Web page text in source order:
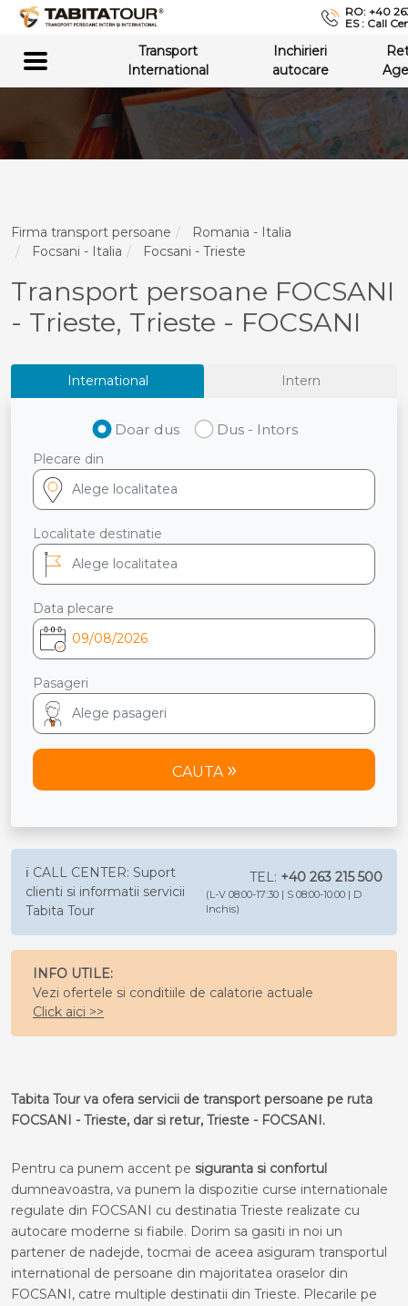
RO: +40
ES : Call
Transport
International
Inchirieri
autocare
Firma transport persoane
Romania - Italia
Focsani - Italia
Focsani - Trieste
Transport persoane FOCSANI
- Trieste, Trieste - FOCSANI
International Intern
Doar dus Dus - Intors
Plecare din
Localitate destinatie
Data plecare
Pasageri
CAUTA
ℹ️ CALL CENTER: Suport
clienti si informatii servicii
Tabita Tour
TEL: +40 263 215 500
(L-V 08:00-17:30 | S 08:00-10:00 | D
Inchis)
INFO UTILE:
Vezi ofertele si conditiile de calatorie actuale
Click aici >>
Tabita Tour va ofera servicii de transport persoane pe ruta
FOCSANI - Trieste, dar si retur, Trieste - FOCSANI.
Pentru ca punem accent pe siguranta si confortul
dumneavoastra, va punem la dispozitie curse internationale
regulate din FOCSANI cu destinatia Trieste realizate cu
autocare moderne si fiabile. Dorim sa gasiti in noi un
partener de nadejde, tocmai de aceea asiguram transportul
international de persoane din majoritatea oraselor din
FOCSANI, catre multiple destinatii din Trieste. Plecarile pe